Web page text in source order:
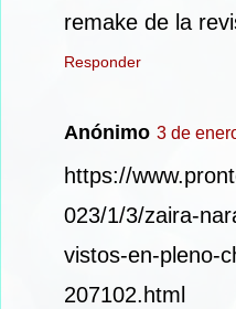
remake de la
Responder
Anónimo 3 de
https://
023/1/3/zaira-
vistos-en-pleno-
207102.html